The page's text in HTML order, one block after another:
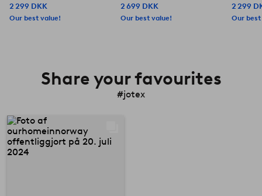
2 299 DKK
Our best value!
2 699 DKK
Our best value!
2 299
Our
Share your favourites
#jotex